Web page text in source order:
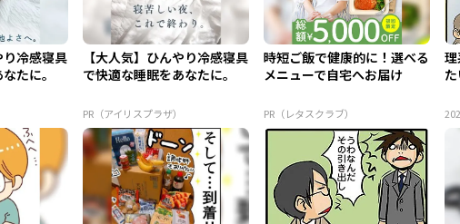
り冷感寝具
たに。
【大人気】ひんやり冷感寝具
で快適な睡眠をあなたに。
PR（アイリスプラザ）
時短ご飯で健康的に！選べる
メニューで自宅へお届け
PR（レタスクラブ）